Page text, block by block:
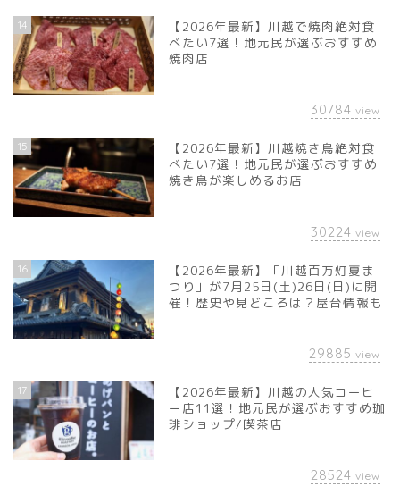
14
【2026年最新】川越で焼肉絶対食
べたい7選！地元民が選ぶおすすめ
焼肉店
30784 view
15
【2026年最新】川越焼き鳥絶対食
べたい7選！地元民が選ぶおすすめ
焼き鳥が楽しめるお店
30224 view
16
【2026年最新】「川越百万灯夏ま
つり」が7月25日(土)26日(日)に開
催！歴史や見どころは？屋台情報も
29885 view
17
【2026年最新】川越の人気コーヒ
ー店11選！地元民が選ぶおすすめ珈
琲ショップ/喫茶店
28524 view